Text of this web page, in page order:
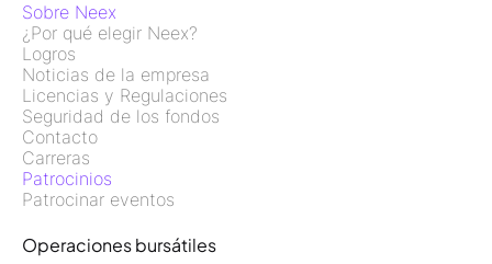
Sobre Neex
¿Por qué elegir Neex?
Logros
Noticias de la empresa
Licencias y Regulaciones
Seguridad de los fondos
Contacto
Carreras
Patrocinios
Patrocinar eventos
Operaciones bursátiles